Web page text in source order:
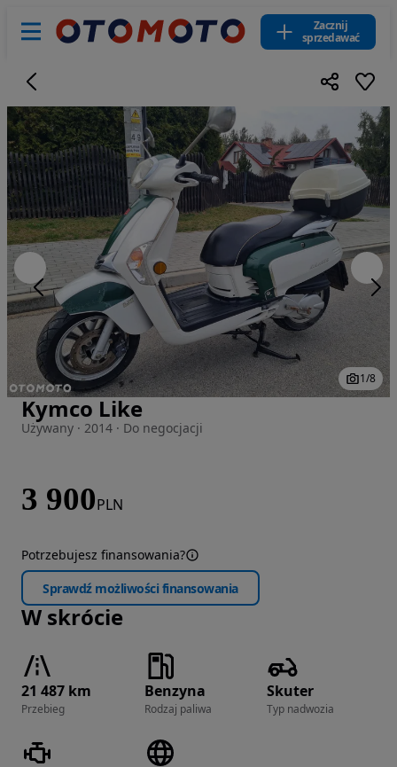
Zacznij
sprzedawać
Zdjęcie 1 z 8
1/8
Kymco Like
Używany · 2014 · Do negocjacji
3 900PLN
Potrzebujesz finansowania?
Sprawdź możliwości finansowania
W skrócie
21 487 km
Przebieg
Benzyna
Rodzaj paliwa
Skuter
Typ nadwozia